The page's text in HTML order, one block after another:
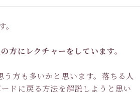
方にレクチャーをしています。
方も多いかと思います。落ちる人
ドに戻る方法を解説しようと思い